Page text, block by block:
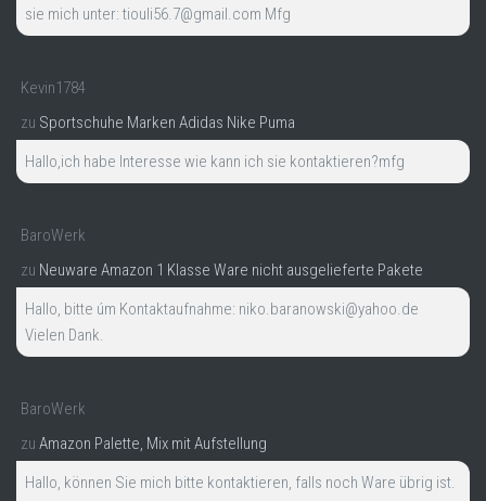
sie mich unter: tiouli56.7@gmail.com Mfg
Kevin1784
zu Sportschuhe Marken Adidas Nike Puma
Hallo,ich habe Interesse wie kann ich sie kontaktieren?mfg
BaroWerk
zu Neuware Amazon 1 Klasse Ware nicht ausgelieferte Pakete
Hallo, bitte úm Kontaktaufnahme: niko.baranowski@yahoo.de
Vielen Dank.
BaroWerk
zu Amazon Palette, Mix mit Aufstellung
Hallo, können Sie mich bitte kontaktieren, falls noch Ware übrig ist.